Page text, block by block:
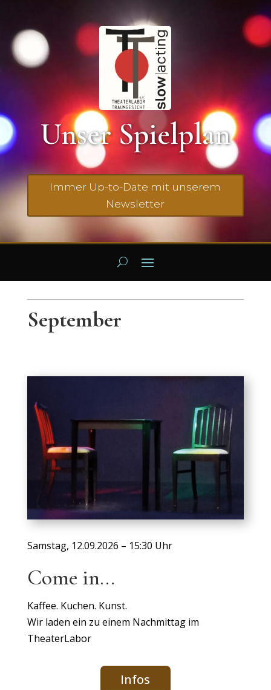
Unser Spielplan
Immer Up-to-Date mit unserem
Newsletter
September
Samstag, 12.09.2026 – 15:30 Uhr
Come in…
Kaffee. Kuchen. Kunst.
Wir laden ein zu einem Nachmittag im
TheaterLabor
Infos